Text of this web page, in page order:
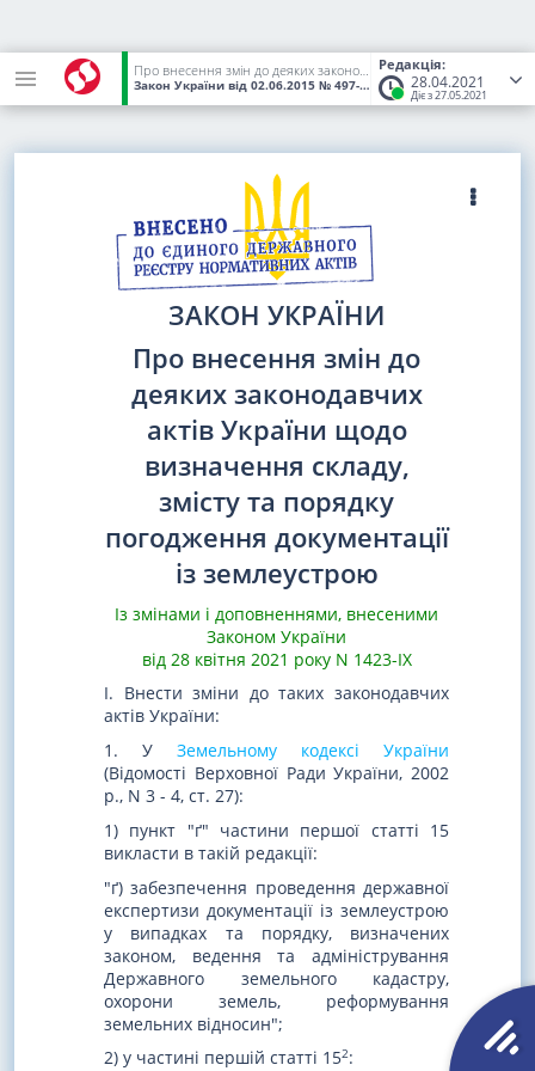
Редакція:
28.04.2021
Діє з 27.05.2021
Про внесення змін до деяких законодавчих актів України щодо визначення складу, змісту та порядку погодження документації із землеустрою
Закон України від 02.06.2015 № 497-VIII (Статус:Чинний)
ЗАКОН УКРАЇНИ
Про внесення змін до
деяких законодавчих
актів України щодо
визначення складу,
змісту та порядку
погодження документації
із землеустрою
Із змінами і доповненнями, внесеними
Законом України
від 28 квітня 2021 року N 1423-IX
I. Внести зміни до таких законодавчих
актів України:
1. У Земельному кодексі України
(Відомості Верховної Ради України, 2002
р., N 3 - 4, ст. 27):
1) пункт "ґ" частини першої статті 15
викласти в такій редакції:
"ґ) забезпечення проведення державної
експертизи документації із землеустрою
у випадках та порядку, визначених
законом, ведення та адміністрування
Державного земельного кадастру,
охорони земель, реформування
земельних відносин";
2) у частині першій статті 152: